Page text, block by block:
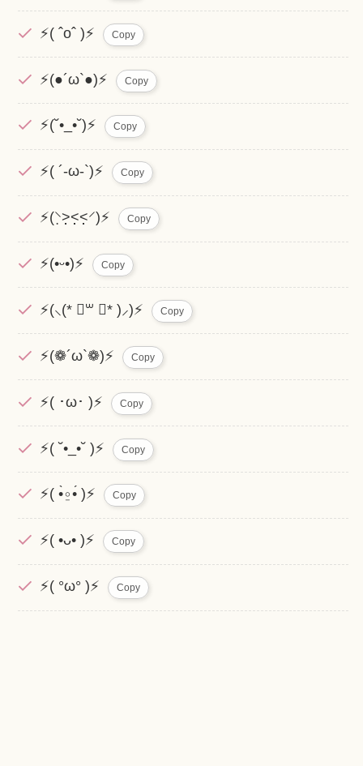
⚡( ˆoˆ )⚡ Copy
⚡(●´ω`●)⚡ Copy
⚡(˘•_•˘)⚡ Copy
⚡( ´-ω-`)⚡ Copy
⚡(⸌̣˃̣̣̣̣̣̣̣̣̣̣̣̣̣˂̣̣̣̣̣̣̣̣̣̣˂̣̣̣̣̣⸍)⚡ Copy
⚡(•ᵕ•)⚡ Copy
⚡(⸜(* ॑꒳ ॑* )⸝)⚡ Copy
⚡(❁´ω`❁)⚡ Copy
⚡( ･ω･ )⚡ Copy
⚡( ˘•_•˘ )⚡ Copy
⚡( •̀⍛•́ )⚡ Copy
⚡( •ᴗ• )⚡ Copy
⚡( °ω° )⚡ Copy